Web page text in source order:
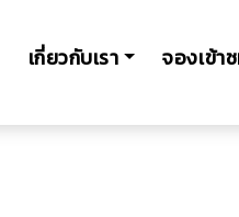
เกี่ยวกับเรา จองเข้า